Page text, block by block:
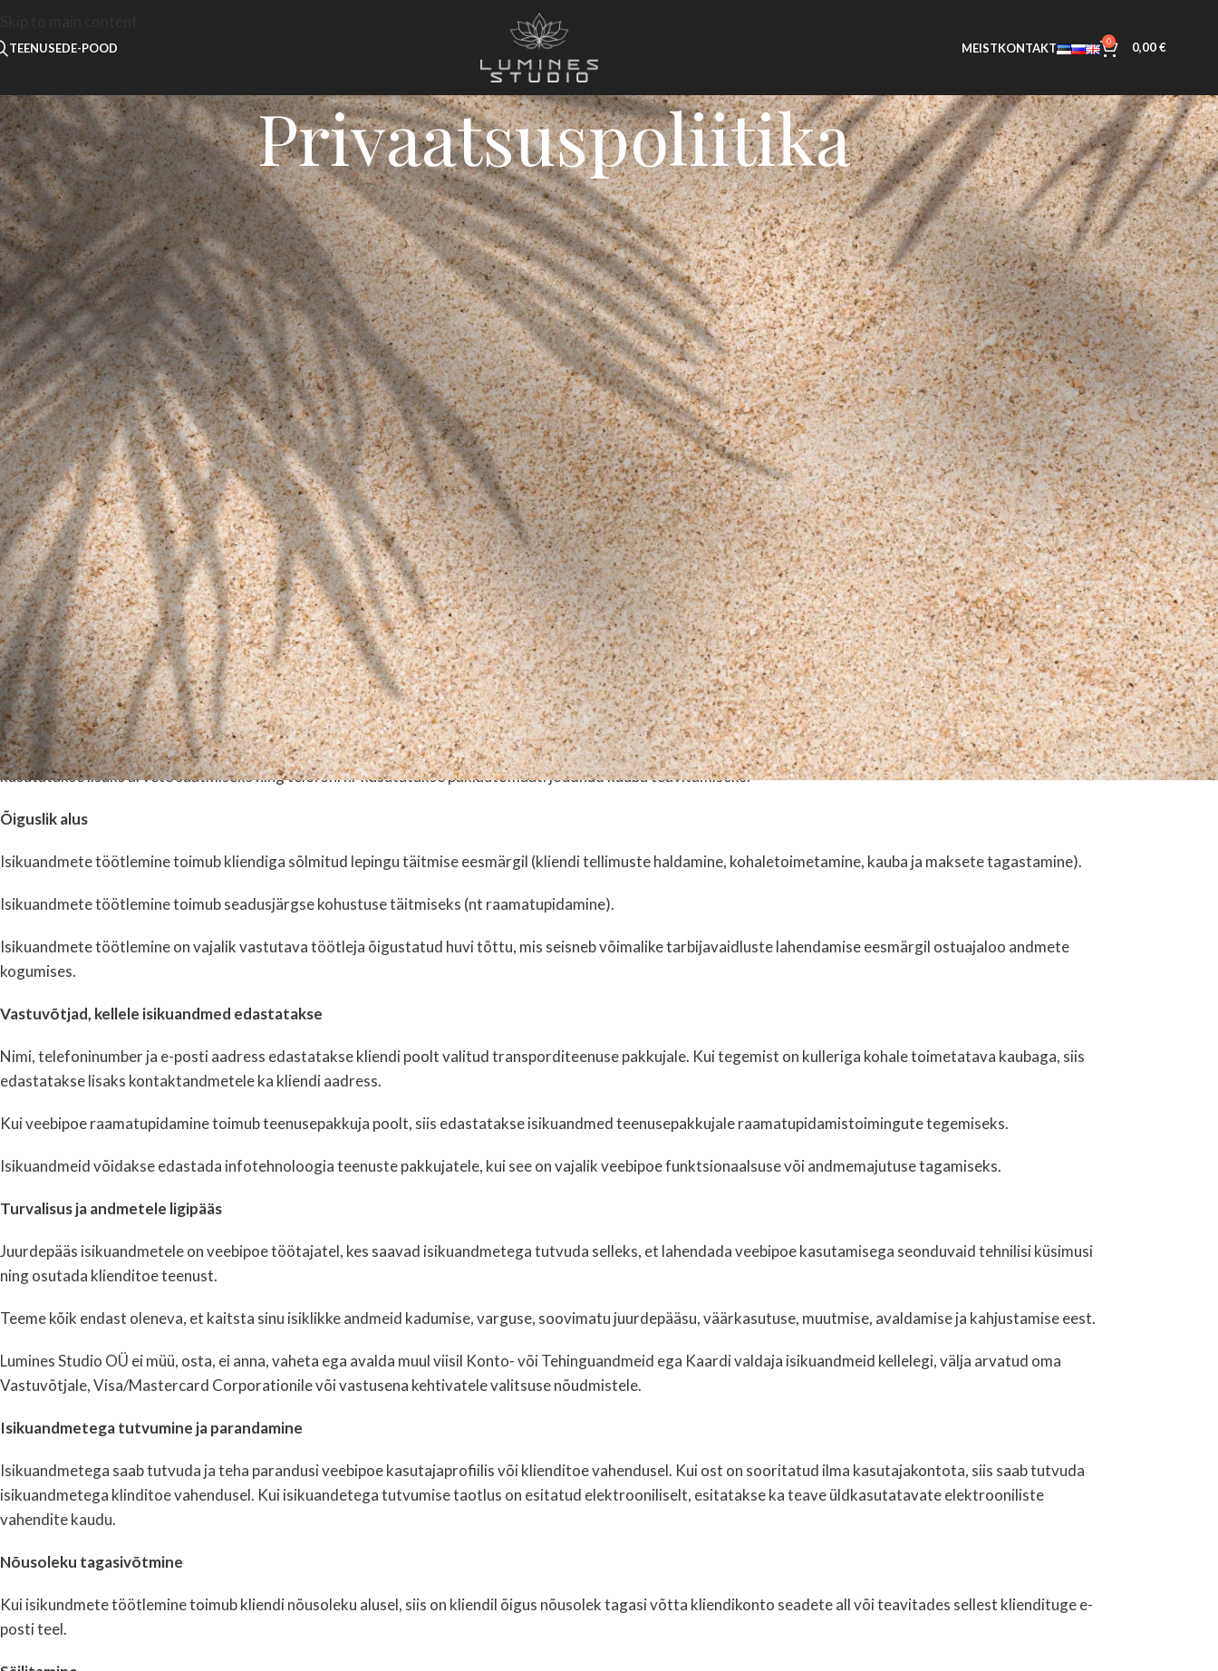
TEENUSEDE-POOD MEISTKONTAKT 0 0,00€
Privaatsuspoliitika
Andmekaitsetingimused
Veebipoe luminesstudio.ee isikuandmete vastutav töötleja on Lumines Studio oü (registrikood 17360694) asukohaga Sõnajala tee 4a, Järveküla, tel +37258662200
ja e-kiri info@luminesstudio.ee .
Milliseid isikuandmeid töödeldakse
− nimi, telefoninumber ja e-posti aadress;
− kauba kohaletoimetamise aadress;
− pangakonto number;
− kaupade ja teenuste maksumus ja maksetega seotud andmed (ostuajalugu);
− klienditoe andmed.
Mis eesmärgil isikuandmeid töödeldakse
Isikuandmeid kasutatakse kliendi tellimuste haldamiseks ja kauba kohaletoimetamiseks.
Ostuajaloo andmeid (ostu kuupäev, kaup, kogus, kliendi andmed) kasutatakse ostetud kaupade ja teenuste ülevaate koostamiseks, kliendieelistuste analüüsimiseks
ning tarbijavaidluste lahendamise eesmärgil.
Pangakonto numbrit kasutatakse kliendile maksete tagastamiseks.
Isikuandmeid nagu e-post, telefoni nr, kliendi nimi, töödeldakse selleks, et lahendada kaupade ja teenuste osutamise seonduvaid küsimusi (klienditugi). E-posti
kasutatakse lisaks arvete saatmiseks ning telefoni nr kasutatakse pakiautomaati jõudnud kauba teavitamiseks.
Õiguslik alus
Isikuandmete töötlemine toimub kliendiga sõlmitud lepingu täitmise eesmärgil (kliendi tellimuste haldamine, kohaletoimetamine, kauba ja maksete tagastamine).
Isikuandmete töötlemine toimub seadusjärgse kohustuse täitmiseks (nt raamatupidamine).
Isikuandmete töötlemine on vajalik vastutava töötleja õigustatud huvi tõttu, mis seisneb võimalike tarbijavaidluste lahendamise eesmärgil ostuajaloo andmete
kogumises.
Vastuvõtjad, kellele isikuandmed edastatakse
Nimi, telefoninumber ja e-posti aadress edastatakse kliendi poolt valitud transporditeenuse pakkujale. Kui tegemist on kulleriga kohale toimetatava kaubaga, siis
edastatakse lisaks kontaktandmetele ka kliendi aadress.
Kui veebipoe raamatupidamine toimub teenusepakkuja poolt, siis edastatakse isikuandmed teenusepakkujale raamatupidamistoimingute tegemiseks.
Isikuandmeid võidakse edastada infotehnoloogia teenuste pakkujatele, kui see on vajalik veebipoe funktsionaalsuse või andmemajutuse tagamiseks.
Turvalisus ja andmetele ligipääs
Juurdepääs isikuandmetele on veebipoe töötajatel, kes saavad isikuandmetega tutvuda selleks, et lahendada veebipoe kasutamisega seonduvaid tehnilisi küsimusi
ning osutada klienditoe teenust.
Teeme kõik endast oleneva, et kaitsta sinu isiklikke andmeid kadumise, varguse, soovimatu juurdepääsu, väärkasutuse, muutmise, avaldamise ja kahjustamise eest.
Lumines Studio OÜ ei müü, osta, ei anna, vaheta ega avalda muul viisil Konto- või Tehinguandmeid ega Kaardi valdaja isikuandmeid kellelegi, välja arvatud oma
Vastuvõtjale, Visa/Mastercard Corporationile või vastusena kehtivatele valitsuse nõudmistele.
Isikuandmetega tutvumine ja parandamine
Isikuandmetega saab tutvuda ja teha parandusi veebipoe kasutajaprofiilis või klienditoe vahendusel. Kui ost on sooritatud ilma kasutajakontota, siis saab tutvuda
isikuandmetega klinditoe vahendusel. Kui isikuandetega tutvumise taotlus on esitatud elektrooniliselt, esitatakse ka teave üldkasutatavate elektrooniliste
vahendite kaudu.
Nõusoleku tagasivõtmine
Kui isikundmete töötlemine toimub kliendi nõusoleku alusel, siis on kliendil õigus nõusolek tagasi võtta kliendikonto seadete all või teavitades sellest kliendituge e-
posti teel.